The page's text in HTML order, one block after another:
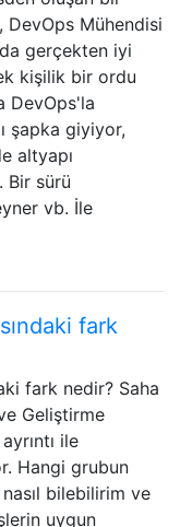
DevOps Mühendisi
gerçekten iyi
kişilik bir ordu
DevOps'la
şapka giyiyor,
altyapı
Bir sürü
vb. İle
fark
fark nedir? Saha
Geliştirme
ile
Hangi grubun
bilebilirim ve
uygun